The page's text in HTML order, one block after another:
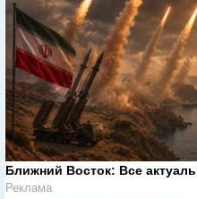
Ближний Восток: Все
Реклама